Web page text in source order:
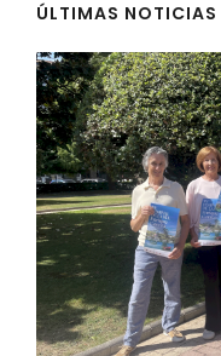
ÚLTIMAS NOTICIAS